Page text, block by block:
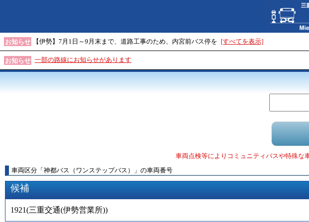
お知らせ 【伊勢】7月1日～9月末まで、道路工事のため、内宮前バス停を [すべてを表示]
お知らせ 一部の路線にお知らせがあります
車両点検等によりコミュニティバスや特殊な
車両区分 「 神都バス（ワンステップバス） 」 の車両番号
候補
1921(三重交通(伊勢営業所))